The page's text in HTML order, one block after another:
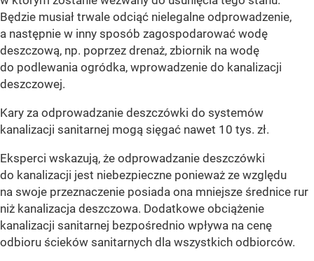
Będzie musiał trwale odciąć nielegalne odprowadzenie,
a następnie w inny sposób zagospodarować wodę
deszczową, np. poprzez drenaż, zbiornik na wodę
do podlewania ogródka, wprowadzenie do kanalizacji
deszczowej.
Kary za odprowadzanie deszczówki do systemów
kanalizacji sanitarnej mogą sięgać nawet 10 tys. zł.
Eksperci wskazują, że odprowadzanie deszczówki
do kanalizacji jest niebezpieczne ponieważ ze względu
na swoje przeznaczenie posiada ona mniejsze średnice rur
niż kanalizacja deszczowa. Dodatkowe obciążenie
kanalizacji sanitarnej bezpośrednio wpływa na cenę
odbioru ścieków sanitarnych dla wszystkich odbiorców.